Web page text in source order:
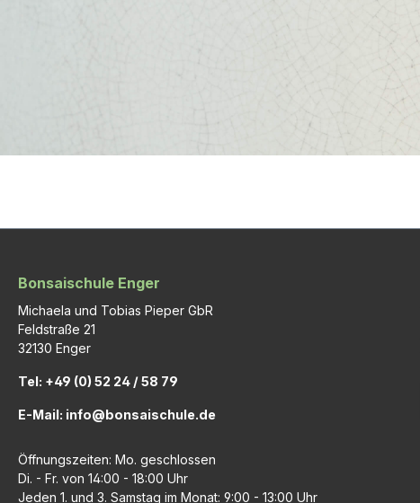
Bonsaischule Enger
Michaela und Tobias Pieper GbR
Feldstraße 21
32130 Enger
Tel: +49 (0) 52 24 / 58 79
E-Mail: info@bonsaischule.de
Öffnungszeiten: Mo. geschlossen
Di. - Fr. von 14:00 - 18:00 Uhr
Jeden 1. und 3. Samstag im Monat: 9:00 - 13:00 Uhr